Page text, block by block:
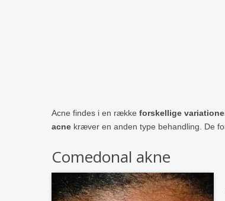
Acne findes i en række forskellige
acne kræver en anden type behandling. De
Comedonal akne